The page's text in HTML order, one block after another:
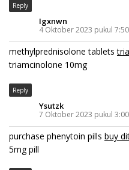
Reply
Igxnwn
4 Oktober 2023 pukul
methylprednisolone tablets
triamcinolone 10mg
Reply
Ysutzk
7 Oktober 2023 pukul
purchase phenytoin pills buy
5mg pill